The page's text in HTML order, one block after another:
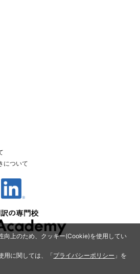
向上のため、クッキー(Cookie)を使用してい
用に関しては、「プライバシーポリシー 」を
について